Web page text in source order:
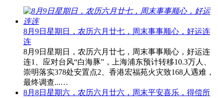
8月9日星期日，农历六月廿七，周末事事顺心，好运连
连
8月9日星期日，农历六月廿七，周末事事顺心，好运连
连1、应对台风“白海豚”，上海浦东预计转移10.3万人、
崇明落实378处安置点2、香港宏福苑火灾致168人遇难，
最终调查...…
8月8日星期六，农历六月廿六，周末平安喜乐，得偿所